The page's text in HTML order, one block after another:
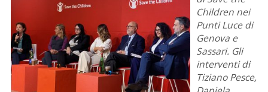
Children nei
Punti Luce di
Genova e
Sassari. Gli
interventi di
Tiziano Pesce,